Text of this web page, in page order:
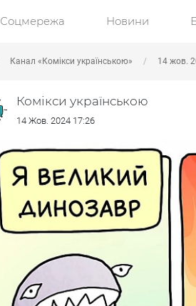
Соцмережа Новини
Канал «Комікси українською» 14 жов.
Комікси українською
14 Жов. 2024 17:26